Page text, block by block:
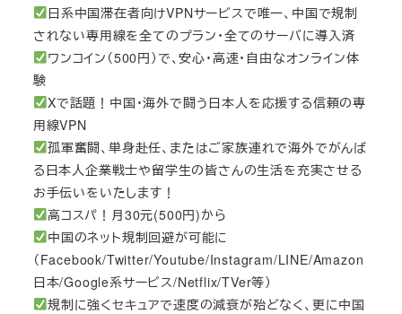
日系中国滞在者向けVPNサービスで唯一、中国で規制
されない専用線を全てのプラン・全てのサーバに導入済
ワンコイン（500円）で、安心・高速・自由なオンライン体
験
Xで話題！中国・海外で闘う日本人を応援する信頼の専
用線VPN
孤軍奮闘、単身赴任、またはご家族連れで海外でがんば
る日本人企業戦士や留学生の皆さんの生活を充実させる
お手伝いをいたします！
高コスパ！月30元(500円)から
中国のネット規制回避が可能に
（Facebook/Twitter/Youtube/Instagram/LINE/Amazon
日本/Google系サービス/Netflix/TVer等）
規制に強くセキュアで速度の減衰が殆どなく、更に中国